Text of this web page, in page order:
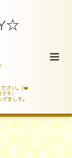
ださい。(❤️
です)
ましす。